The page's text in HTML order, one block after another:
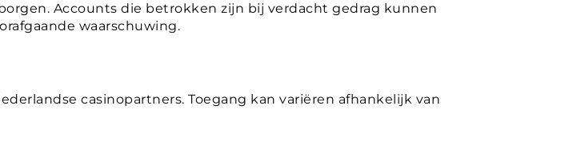
Accounts die betrokken zijn bij verdacht gedrag kunnen
waarschuwing.
casinopartners. Toegang kan variëren afhankelijk van